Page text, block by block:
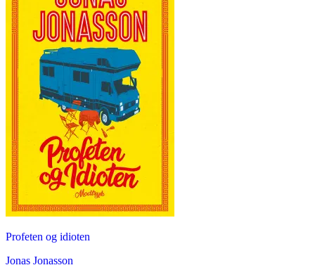
Profeten og idioten
Jonas Jonasson